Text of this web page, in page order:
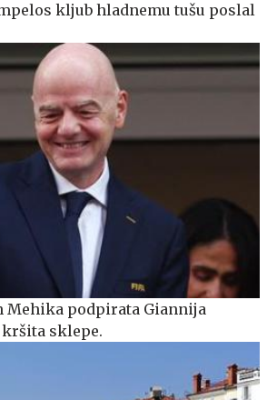
kljub hladnemu tušu poslal
Mehika podpirata Giannija
sklepe.